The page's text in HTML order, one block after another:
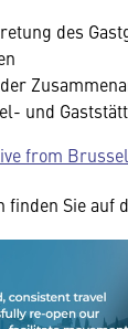
des
und
from
finden Sie auf